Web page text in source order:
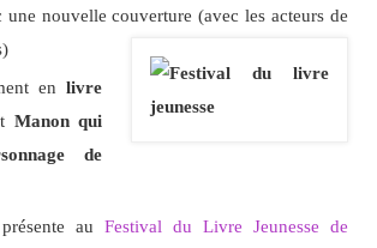
une nouvelle couverture (avec les acteurs de
en livre
Manon qui
de
au Festival du Livre Jeunesse de